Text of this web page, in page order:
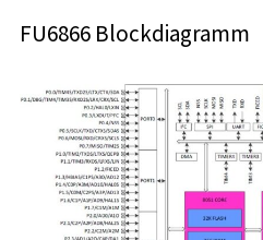
FU6866 Blockdiagramm